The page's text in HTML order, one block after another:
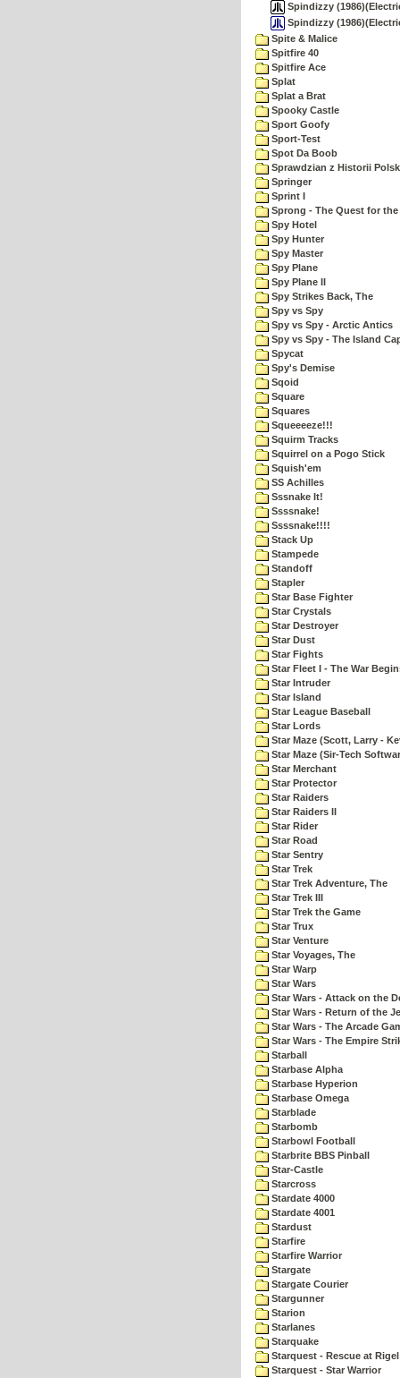
Spindizzy
Spindizzy
Spite & Malice
Spitfire 40
Spitfire Ace
Splat
Splat a Brat
Spooky Castle
Sport Goofy
Sport-Test
Spot Da Boob
Sprawdzian z Historii
Springer
Sprint I
Sprong - The Quest for
Spy Hotel
Spy Hunter
Spy Master
Spy Plane
Spy Plane II
Spy Strikes Back, The
Spy vs Spy
Spy vs Spy - Arctic Antics
Spy vs Spy - The Island
Spycat
Spy's Demise
Sqoid
Square
Squares
Squeeeeze!!!
Squirm Tracks
Squirrel on a Pogo Stick
Squish'em
SS Achilles
Sssnake It!
Ssssnake!
Ssssnake!!!!
Stack Up
Stampede
Standoff
Stapler
Star Base Fighter
Star Crystals
Star Destroyer
Star Dust
Star Fights
Star Fleet I - The War
Star Intruder
Star Island
Star League Baseball
Star Lords
Star Maze (Scott, Larry -
Star Maze (Sir-Tech
Star Merchant
Star Protector
Star Raiders
Star Raiders II
Star Rider
Star Road
Star Sentry
Star Trek
Star Trek Adventure, The
Star Trek III
Star Trek the Game
Star Trux
Star Venture
Star Voyages, The
Star Warp
Star Wars
Star Wars - Attack on the
Star Wars - Return of the
Star Wars - The Arcade
Star Wars - The Empire
Starball
Starbase Alpha
Starbase Hyperion
Starbase Omega
Starblade
Starbomb
Starbowl Football
Starbrite BBS Pinball
Star-Castle
Starcross
Stardate 4000
Stardate 4001
Stardust
Starfire
Starfire Warrior
Stargate
Stargate Courier
Stargunner
Starion
Starlanes
Starquake
Starquest - Rescue at Rigel
Starquest - Star Warrior